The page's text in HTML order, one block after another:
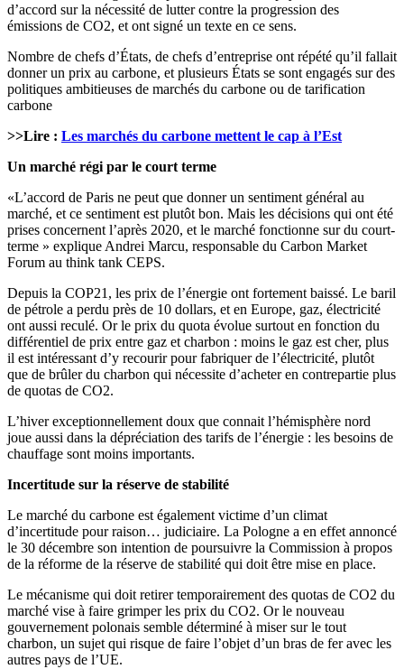
d’accord sur la nécessité de lutter contre la progression des
émissions de CO2, et ont signé un texte en ce sens.
Nombre de chefs d’États, de chefs d’entreprise ont répété qu’il fallait
donner un prix au carbone, et plusieurs États se sont engagés sur des
politiques ambitieuses de marchés du carbone ou de tarification
carbone
>>Lire : Les marchés du carbone mettent le cap à l’Est
Un marché régi par le court terme
«L’accord de Paris ne peut que donner un sentiment général au
marché, et ce sentiment est plutôt bon. Mais les décisions qui ont été
prises concernent l’après 2020, et le marché fonctionne sur du court-
terme » explique Andrei Marcu, responsable du Carbon Market
Forum au think tank CEPS.
Depuis la COP21, les prix de l’énergie ont fortement baissé. Le baril
de pétrole a perdu près de 10 dollars, et en Europe, gaz, électricité
ont aussi reculé. Or le prix du quota évolue surtout en fonction du
différentiel de prix entre gaz et charbon : moins le gaz est cher, plus
il est intéressant d’y recourir pour fabriquer de l’électricité, plutôt
que de brûler du charbon qui nécessite d’acheter en contrepartie plus
de quotas de CO2.
L’hiver exceptionnellement doux que connait l’hémisphère nord
joue aussi dans la dépréciation des tarifs de l’énergie : les besoins de
chauffage sont moins importants.
Incertitude sur la réserve de stabilité
Le marché du carbone est également victime d’un climat
d’incertitude pour raison… judiciaire. La Pologne a en effet annoncé
le 30 décembre son intention de poursuivre la Commission à propos
de la réforme de la réserve de stabilité qui doit être mise en place.
Le mécanisme qui doit retirer temporairement des quotas de CO2 du
marché vise à faire grimper les prix du CO2. Or le nouveau
gouvernement polonais semble déterminé à miser sur le tout
charbon, un sujet qui risque de faire l’objet d’un bras de fer avec les
autres pays de l’UE.